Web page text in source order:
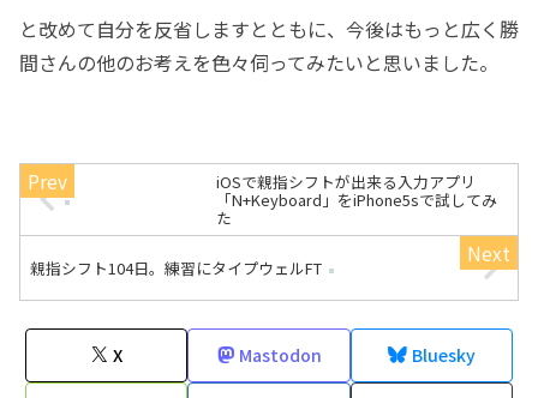
と改めて自分を反省しますとともに、今後はもっと広く勝
間さんの他のお考えを色々伺ってみたいと思いました。
iOSで親指シフトが出来る入力アプリ
「N+Keyboard」をiPhone5sで試してみ
た
親指シフト104日。練習にタイプウェルFT
X Mastodon Bluesky